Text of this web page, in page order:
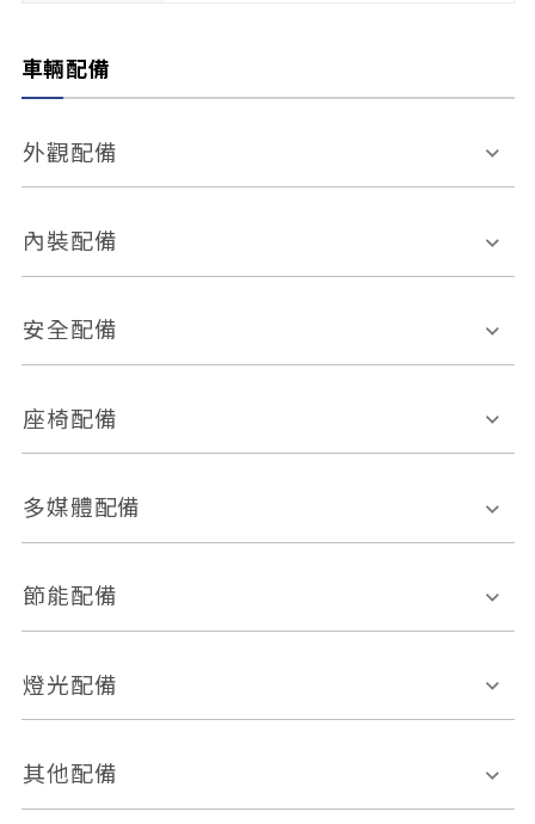
車輛配備
外觀配備
電動天窗
後視鏡方向指示燈
內裝配備
多功能方向盤
恆溫空調
安全配備
前座正面氣囊
ABS防鎖死
車道偏離警示
自動停車系統 盲點偵測系統
倒車雷達
座椅配備
皮椅
多媒體配備
外部音源接入
節能配備
引擎啟閉系統
燈光配備
感應頭燈
其他配備